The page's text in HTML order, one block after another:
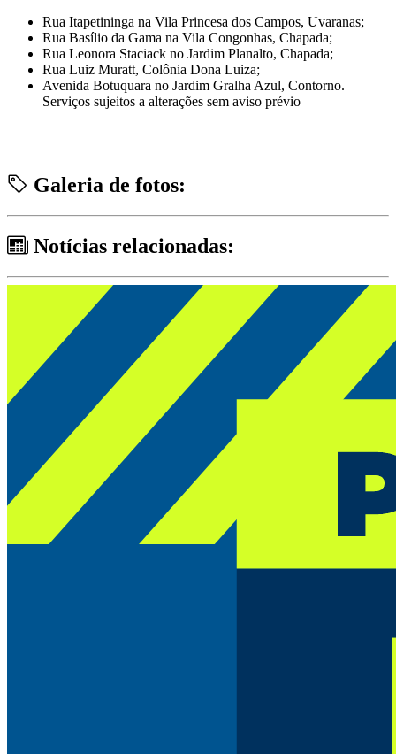
Rua Itapetininga na Vila Princesa dos Campos, Uvaranas;
Rua Basílio da Gama na Vila Congonhas, Chapada;
Rua Leonora Staciack no Jardim Planalto, Chapada;
Rua Luiz Muratt, Colônia Dona Luiza;
Avenida Botuquara no Jardim Gralha Azul, Contorno.
Serviços sujeitos a alterações sem aviso prévio
Galeria de fotos:
Notícias relacionadas: